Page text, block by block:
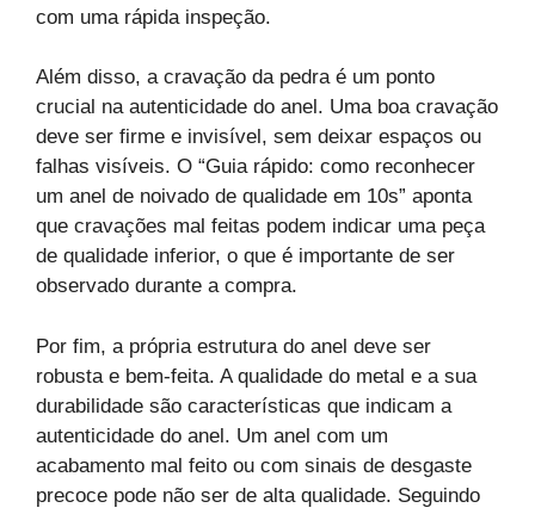
com uma rápida inspeção.
Além disso, a cravação da pedra é um ponto
crucial na autenticidade do anel. Uma boa cravação
deve ser firme e invisível, sem deixar espaços ou
falhas visíveis. O “Guia rápido: como reconhecer
um anel de noivado de qualidade em 10s” aponta
que cravações mal feitas podem indicar uma peça
de qualidade inferior, o que é importante de ser
observado durante a compra.
Por fim, a própria estrutura do anel deve ser
robusta e bem-feita. A qualidade do metal e a sua
durabilidade são características que indicam a
autenticidade do anel. Um anel com um
acabamento mal feito ou com sinais de desgaste
precoce pode não ser de alta qualidade. Seguindo